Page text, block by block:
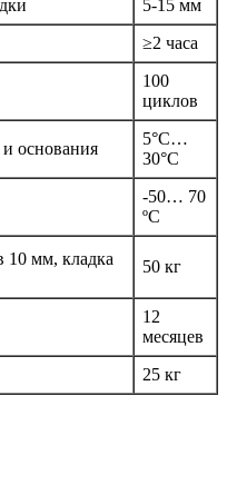
5-15 мм
≥2 часа
100
циклов
основания
5°С…
30°С
-50… 70
ºС
10 мм, кладка
50 кг
12
месяцев
25 кг